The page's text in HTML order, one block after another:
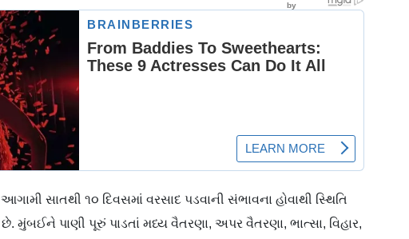
સાતથી ૧૦ દિવસમાં વરસાદ પડવાની સંભાવના હોવાથી સ્થિતિ
મુંબઈને પાણી પૂરું પાડતાં મધ્ય વૈતરણા, અપર વૈતરણા, ભાત્સા, વિહાર,